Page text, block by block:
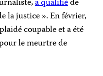
a qualifiéde
la justice ». En février,
coupable et a été
le meurtre de